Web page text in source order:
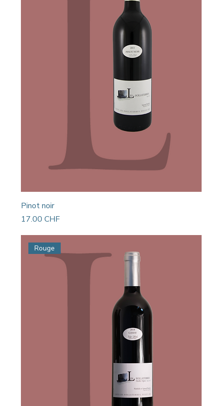
Pinot noir
Prix
17.00 CHF
Rouge